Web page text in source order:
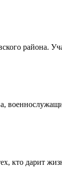
района.
кто дарит